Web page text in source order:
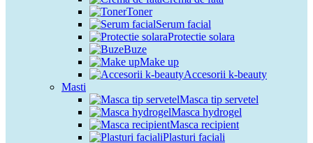
Toner
Serum facial
Protectie solara
Buze
Make up
Accesorii k-beauty
Masti
Masca tip servetel
Masca hydrogel
Masca recipient
Plasturi faciali